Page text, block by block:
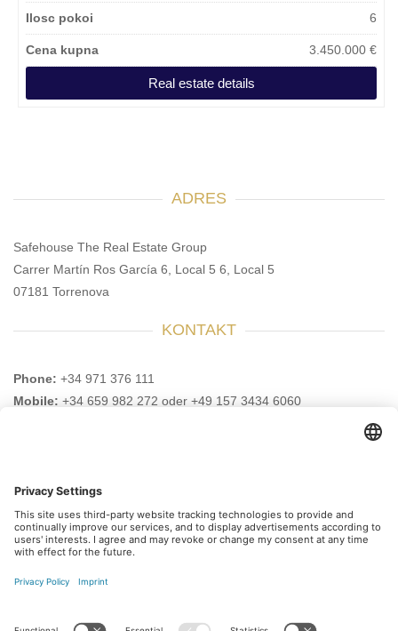
Ilosc pokoi 6
Cena kupna 3.450.000 €
Real estate details
ADRES
Safehouse The Real Estate Group
Carrer Martín Ros García 6, Local 5 6, Local 5
07181 Torrenova
KONTAKT
Phone: +34 971 376 111
Mobile: +34 659 982 272 oder +49 157 3434 6060
VISIT US HERE AS WELL
Subscribe to our newsletter
Register for free and be informed about new updates.